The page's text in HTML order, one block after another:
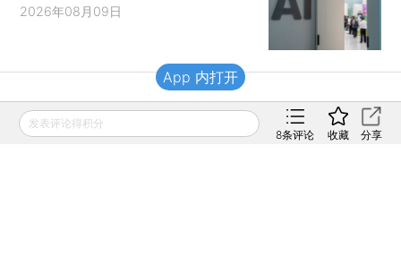
2026年08月09日
财新移动
发表评论得积分
8条评论 收藏 分享
App 内打开